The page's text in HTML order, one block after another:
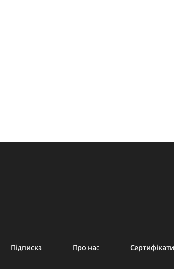
Підписка Про нас Сертифікати